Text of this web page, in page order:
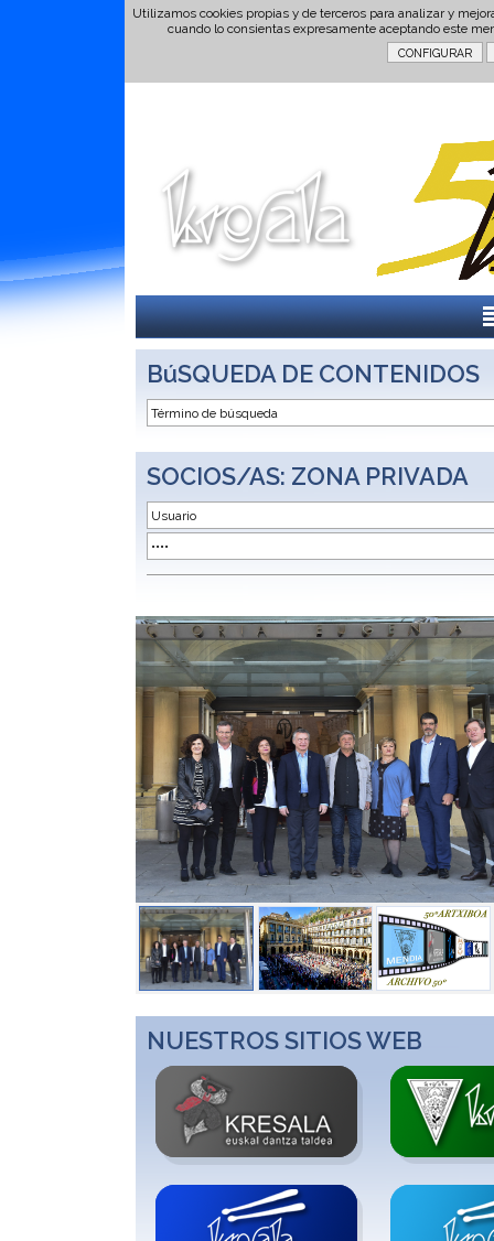
Utilizamos cookies propias y de terceros para analizar y
cuando lo consientas expresamente aceptando este
BúSQUEDA DE CONTENIDOS
SOCIOS/AS: ZONA PRIVADA
NUESTROS SITIOS WEB